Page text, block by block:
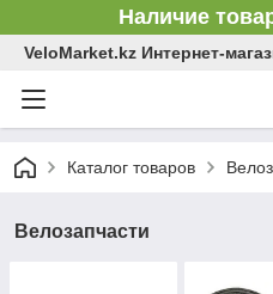
Наличие
VeloMarket.kz Интернет-
Каталог товаров
Велозапчасти